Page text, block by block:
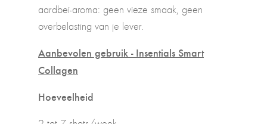
aardbei-aroma: geen vieze smaak, geen
overbelasting van je lever.
Aanbevolen gebruik - Insentials Smart
Collagen
Hoeveelheid